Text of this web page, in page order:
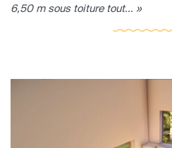
6,50 m sous toiture tout... »